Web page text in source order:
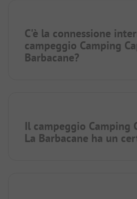
C'è la connessione
campeggio Camping
Barbacane?
Il campeggio Camping
La Barbacane ha un